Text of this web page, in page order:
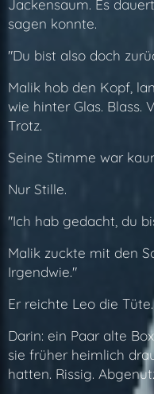
Jackensaum. Es
sagen konnte.
"Du bist also doch
Malik hob den Kopf,
wie hinter Glas. Blass.
Trotz.
Seine Stimme war
Nur Stille.
"Ich hab gedacht, du
Malik zuckte mit den
Irgendwie."
Er reichte Leo die
Darin: ein Paar alte
sie früher heimlich
hatten. Rissig.